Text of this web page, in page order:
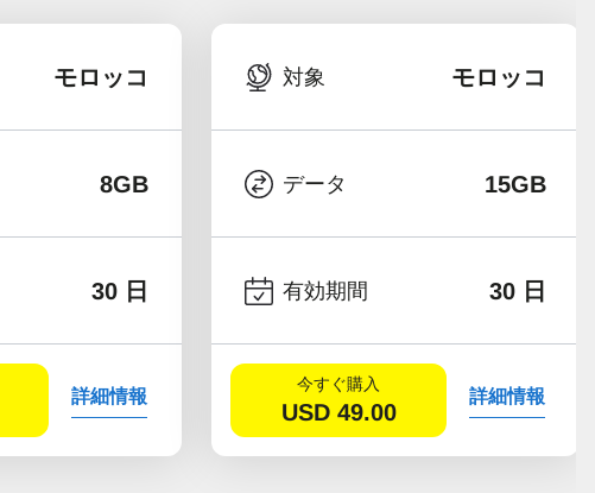
モロッコ
8GB
30 日
詳細情報
対象 モロッコ
データ 15GB
有効期間 30 日
今すぐ購入
USD 49.00
詳細情報